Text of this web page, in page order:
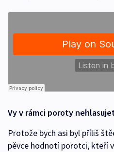
Vy v rámci poroty
Protože bych asi byl příliš
pěvce hodnotí porotci, kteří